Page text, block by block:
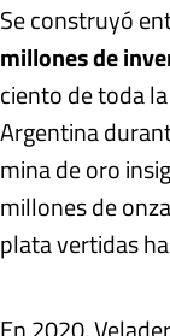
Se construyó
millones de
ciento de toda
Argentina
mina de oro
millones de
plata vertidas